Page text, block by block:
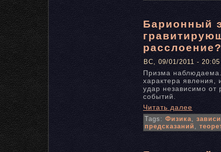
Барионный
ВС, 09/01/2011 - 20:05
Призма наблюдаема.
характера явления,
удар независимо от
событий.
Читать далее
Tags: Физика,
предсказаний ,